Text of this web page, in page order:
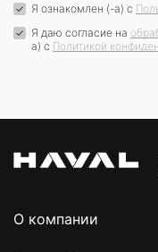
Я ознакомлен (-а) с
Я даю согласие на
а) c Политикой
О компании